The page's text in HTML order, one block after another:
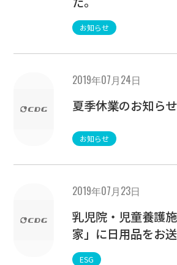
お知らせ
2019年07月24日
夏季休業のお知らせ
お知らせ
2019年07月23日
乳児院・児童養護
家」に日用品をお
ESG